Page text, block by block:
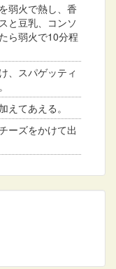
弱火で熱し、香
と豆乳、コンソ
ら弱火で10分程
、スパゲッティ
てあえる。
ーズをかけて出